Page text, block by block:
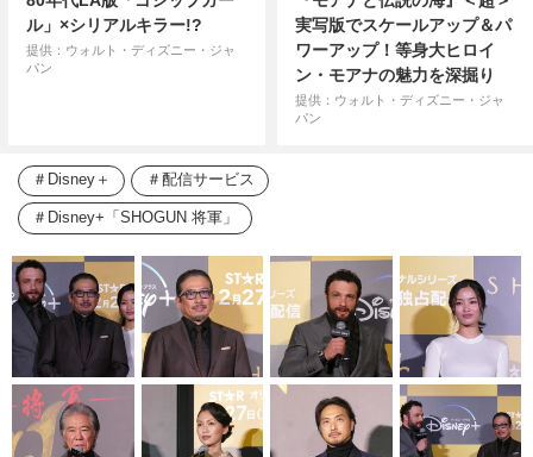
ル」×シリアルキラー!?
提供：ウォルト・ディズニー・ジャ
パン
実写版でスケールアップ＆パ
ワーアップ！等身大ヒロイ
ン・モアナの魅力を深掘り
提供：ウォルト・ディズニー・ジャ
パン
Disney＋ 配信サービス
Disney+「SHOGUN 将軍」